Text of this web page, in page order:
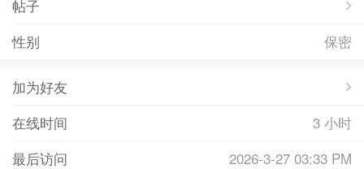
帖子
性别
保密
加为好友
在线时间
3 小时
最后访问
2026-3-27 03:33 PM